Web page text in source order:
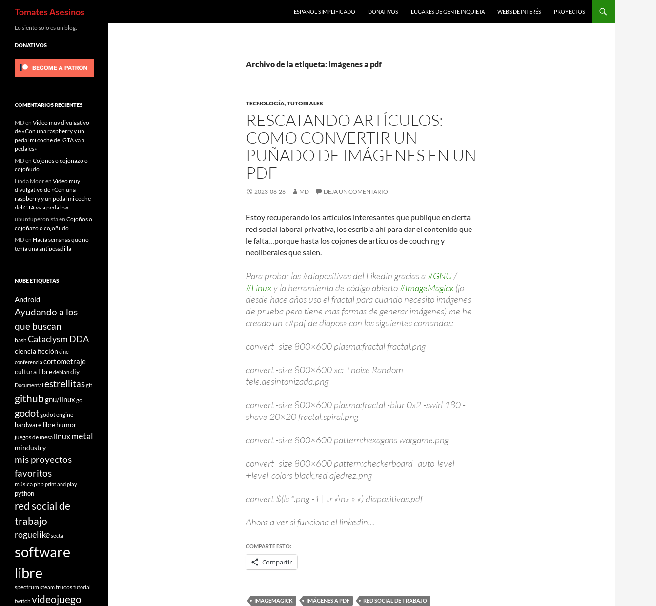
Saltar
Tomates Asesinos ESPAÑOL SIMPLIFICADO DONATIVOS LUGARES DE GENTE INQUIETA WEBS DE INTERÉS PROYECTOS
Archivo de la etiqueta: imágenes a pdf
TECNOLOGÍA,TUTORIALES
RESCATANDO ARTÍCULOS:
COMO CONVERTIR UN
PUÑADO DE IMÁGENES EN UN
PDF
2023-06-26 MD DEJA UN COMENTARIO
Estoy recuperando los artículos interesantes que publique en cierta
red social laboral privativa, los escribía ahí para dar el contenido que
le falta…porque hasta los cojones de artículos de couching y
neoliberales que salen.
Para probar las #diapositivas del Likedin gracias a#GNU/
#Linux y la herramienta de código abierto#ImageMagick(jo
desde hace años uso el fractal para cuando necesito imágenes
de prueba pero tiene mas formas de generar imágenes) me he
creado un «#pdf de diapos» con los siguientes comandos:
convert -size 800×600 plasma:fractal fractal.png
convert -size 800×600 xc: +noise Random
tele.desintonizada.png
convert -size 800×600 plasma:fractal -blur 0x2 -swirl 180 -
shave 20×20 fractal.spiral.png
convert -size 800×600 pattern:hexagons wargame.png
convert -size 800×600 pattern:checkerboard -auto-level
+level-colors black,red ajedrez.png
convert $(ls *.png -1 | tr «\n» » «) diapositivas.pdf
Ahora a ver si funciona el linkedin…
COMPARTE ESTO:
Compartir
IMAGEMAGICK IMÁGENES A PDF
RED SOCIAL DE TRABAJO
Lo siento solo es un blog.
DONATIVOS
COMENTARIOS RECIENTES
MDen Video muy divulgativo
de «Con una raspberry y un
pedal mi coche del GTA va a
pedales»
MDen Cojoños o cojoñazo o
cojoñudo
Linda Mooren Video muy
divulgativo de «Con una
raspberry y un pedal mi coche
del GTA va a pedales»
ubuntuperonistaen Cojoños o
cojoñazo o cojoñudo
MDen Hacía semanas que no
tenía una antipesadilla
NUBE ETIQUETAS
Android
Ayudando a los
que buscan
bash Cataclysm DDA
ciencia ficción cine
conferencia cortometraje
cultura libredebiandiy
Documental estrellitasgit
githubgnu/linux go
godotgodot engine
hardware librehumor
juegos de mesa linuxmetal
mindustry
mis proyectos
favoritos
músicaphpprint and play
python
red social de
trabajo
roguelikesecta
software
libre
spectrumsteamtrucostutorial
twitch videojuego